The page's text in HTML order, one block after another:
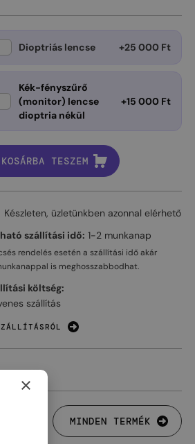
Dioptriás lencse +25 000 Ft
Kék-fényszűrő
(monitor) lencse
dioptria nékül
+15 000 Ft
KOSÁRBA TESZEM
Készleten, üzletünkben azonnal elérhető
szállítási idő: 1-2 munkanap
rendelés esetén a szállítási idő akár
is meghosszabbodhat.
költség:
szállítás
MINDEN TERMÉK
×